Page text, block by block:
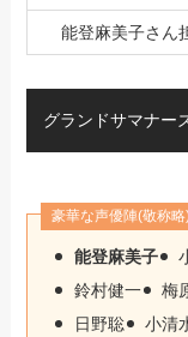
能登麻美子さん
グランドサマナー
豪華な声優陣(敬称略
能登麻美子
鈴村健一
梅
日野聡
小清